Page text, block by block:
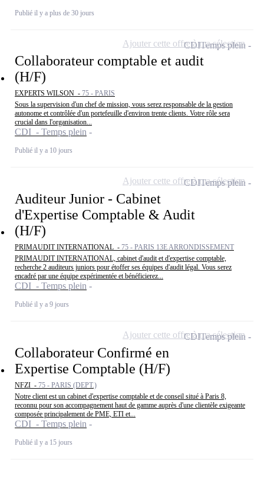
Publié il y a plus de 30 jours
Collaborateur comptable et audit
(H/F)
EXPERTS WILSON - 75 - PARIS
Sous la supervision d'un chef de mission, vous serez responsable de la gestion
autonome et contrôlée d'un portefeuille d'environ trente clients. Votre rôle sera
crucial dans l'organisation...
CDI - Temps plein
Publié il y a 10 jours
CDITemps plein
Ajouter cette offre à ma sélection
Auditeur Junior - Cabinet
d'Expertise Comptable & Audit
(H/F)
PRIMAUDIT INTERNATIONAL - 75 - PARIS 13E ARRONDISSEMENT
PRIMAUDIT INTERNATIONAL, cabinet d'audit et d'expertise comptable,
recherche 2 auditeurs juniors pour étoffer ses équipes d'audit légal. Vous serez
encadré par une équipe expérimentée et bénéficierez...
CDI - Temps plein
Publié il y a 9 jours
CDITemps plein
Ajouter cette offre à ma sélection
Collaborateur Confirmé en
Expertise Comptable (H/F)
NFZI - 75 - PARIS (DEPT.)
Notre client est un cabinet d'expertise comptable et de conseil situé à Paris 8,
reconnu pour son accompagnement haut de gamme auprès d'une clientèle exigeante
composée principalement de PME, ETI et...
CDI - Temps plein
Publié il y a 15 jours
CDITemps plein
Ajouter cette offre à ma sélection